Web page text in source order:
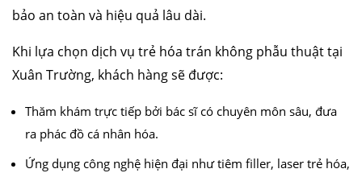
bảo an toàn và hiệu quả lâu dài.
Khi lựa chọn dịch vụ trẻ hóa trán không phẫu thuật tại
Xuân Trường, khách hàng sẽ được:
Thăm khám trực tiếp bởi bác sĩ có chuyên môn sâu, đưa
ra phác đồ cá nhân hóa.
Ứng dụng công nghệ hiện đại như tiêm filler, laser trẻ hóa,